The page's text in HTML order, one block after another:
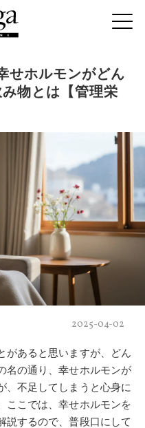
せホルモンがどん
物とは【管理栄
2025-04-02
があると思いますが、どん
名の通り、幸せホルモンが
、不足してしまうと心身に
こでは、幸せホルモンを
説するので、普段口にして